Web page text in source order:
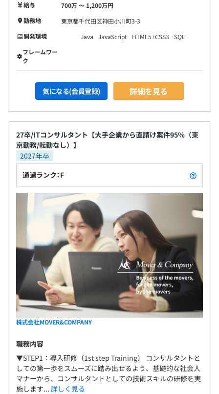
給与
700万 〜 1,200万円
勤務地
東京都千代田区神田小川町3-3
開発環境
Java JavaScript HTML5+CSS3
SQL
フレームワー
ク
気になる(会員登録) 詳細を見る
27卒/ITコンサルタント【大手企業から直請け案件95％（東
京勤務/転勤なし）】
2027年卒
通過ランク：F
株式会社MOVER&COMPANY
職務内容
▼STEP1：導入研修（1st step Training） コンサルタントと
しての第一歩をスムーズに踏み出せるよう、基礎的な社会人
マナーから、コンサルタントとしての技術スキルの研修を実
施します... 詳しく見る